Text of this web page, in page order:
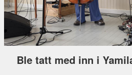
Ble tatt med inn i